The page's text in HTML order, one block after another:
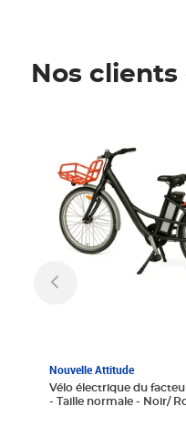
Nos
Nouvelle Attitude
Vélo électrique du
- Taille normale - Noir/